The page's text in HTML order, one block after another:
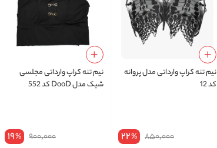
نیم‌ تنه کراپ وارداتی مدل پروانه
کد 12
850,000
22%
نیم‌ تنه کراپ وارداتی مجلسی
شیک مدل DooD کد 552
900,000
19%